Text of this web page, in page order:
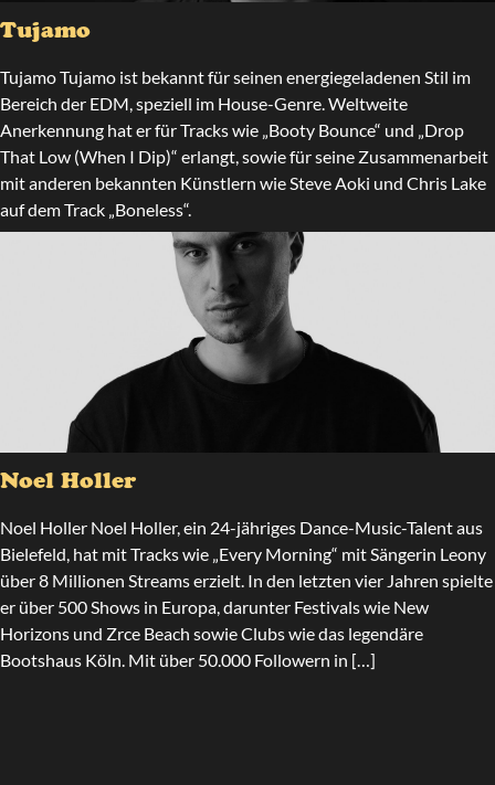
Tujamo
Tujamo Tujamo ist bekannt für seinen energiegeladenen Stil im
Bereich der EDM, speziell im House-Genre. Weltweite
Anerkennung hat er für Tracks wie „Booty Bounce“ und „Drop
That Low (When I Dip)“ erlangt, sowie für seine Zusammenarbeit
mit anderen bekannten Künstlern wie Steve Aoki und Chris Lake
auf dem Track „Boneless“.
Noel Holler
Noel Holler Noel Holler, ein 24-jähriges Dance-Music-Talent aus
Bielefeld, hat mit Tracks wie „Every Morning“ mit Sängerin Leony
über 8 Millionen Streams erzielt. In den letzten vier Jahren spielte
er über 500 Shows in Europa, darunter Festivals wie New
Horizons und Zrce Beach sowie Clubs wie das legendäre
Bootshaus Köln. Mit über 50.000 Followern in […]